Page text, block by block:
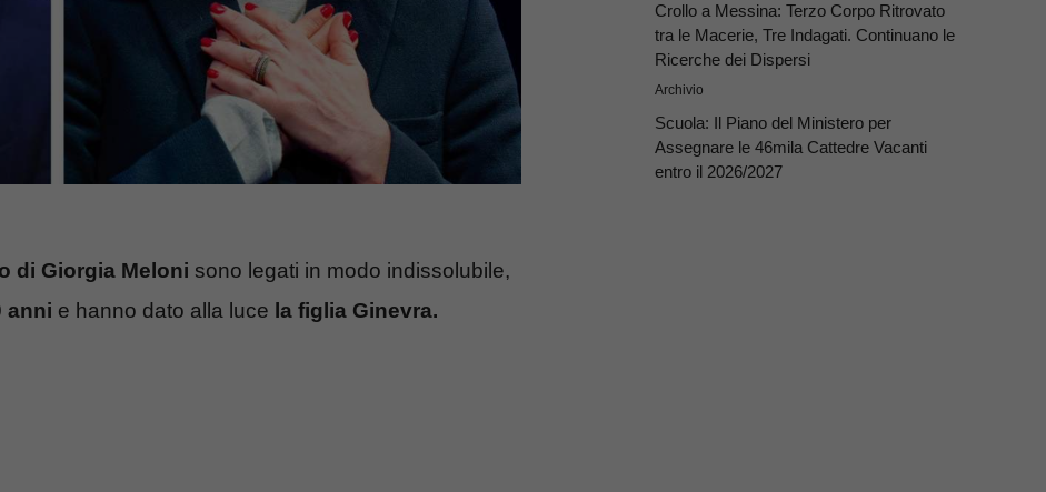
di Giorgia Meloni sono legati in modo indissolubile,
anni e hanno dato alla luce la figlia Ginevra.
Crollo a Messina: Terzo Corpo Ritrovato
tra le Macerie, Tre Indagati. Continuano le
Ricerche dei Dispersi
Archivio
Scuola: Il Piano del Ministero per
Assegnare le 46mila Cattedre Vacanti
entro il 2026/2027